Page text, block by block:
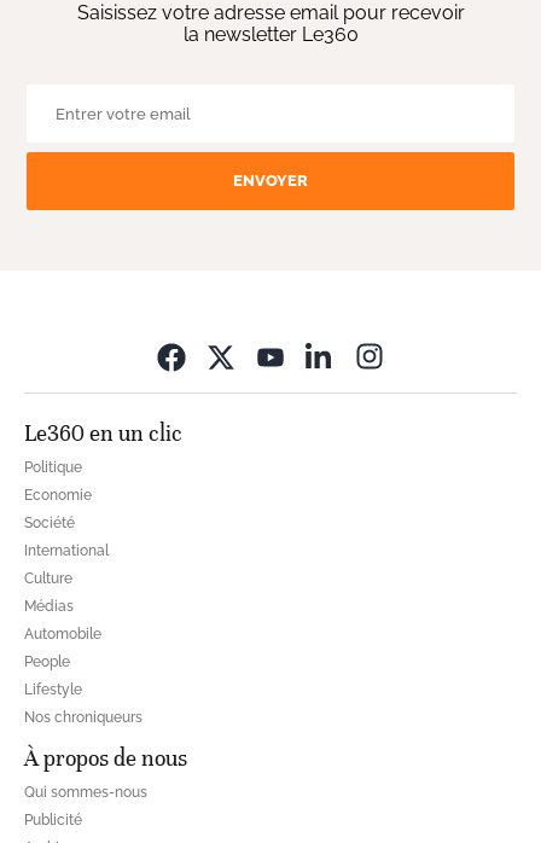
Saisissez votre adresse email pour recevoir
la newsletter Le360
ENVOYER
Le360 en un clic
Politique
Economie
Société
International
Culture
Médias
Automobile
People
Lifestyle
Nos chroniqueurs
À propos de nous
Qui sommes-nous
Publicité